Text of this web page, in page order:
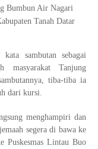
Bumbun Air Nagari
Tanah Datar
sambutan sebagai
Tanjung
tiba-tiba ia
dari kursi.
menghampiri dan
segera di bawa ke
Puskesmas Lintau Buo